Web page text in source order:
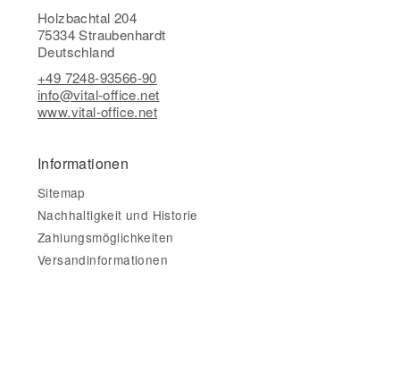
Holzbachtal 204
75334 Straubenhardt
Deutschland
+49 7248-93566-90
info@vital-office.net
www.vital-office.net
Informationen
Sitemap
Nachhaltigkeit und Historie
Zahlungsmöglichkeiten
Versandinformationen